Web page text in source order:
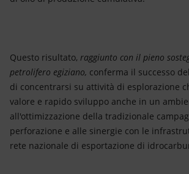
Questo risultato, raggiunto con il pieno
petrolifero egiziano, conferma il successo
di concentrarsi su attività di esplorazione
valore e rapido sviluppo anche in un
all'ottimizzazione della tradizionale
perforazione e alle sinergie con le
rete nazionale di esportazione di